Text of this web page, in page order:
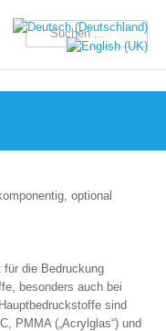
optional
für die Bedruckung
besonders auch bei
sind
PMMA („Acrylglas“) und